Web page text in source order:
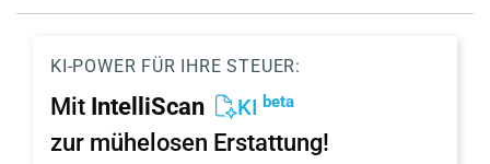
KI-POWER FÜR IHRE STEUER:
Mit IntelliScan KI beta
zur mühelosen Erstattung!